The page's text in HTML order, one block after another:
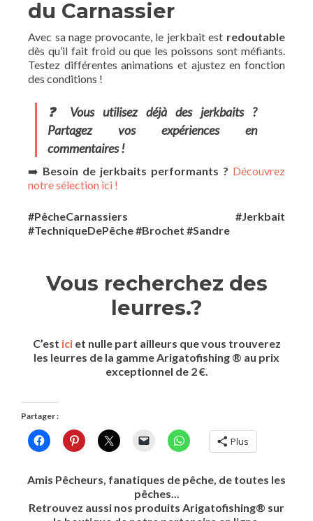
du Carnassier
Avec sa nage provocante, le jerkbait est redoutable
dès qu’il fait froid ou que les poissons sont méfiants.
Testez différentes animations et ajustez en fonction
des conditions !
❓ Vous utilisez déjà des jerkbaits ?
Partagez vos expériences en
commentaires !
➡️ Besoin de jerkbaits performants ? Découvrez
notre sélection ici !
#PêcheCarnassiers #Jerkbait
#TechniqueDePêche #Brochet #Sandre
Vous recherchez des
leurres.?
C’est ici et nulle part ailleurs que vous trouverez
les leurres de la gamme Arigatofishing ® au prix
exceptionnel de 2 €.
Partager :
Plus
Amis Pêcheurs, fanatiques de pêche, de toutes les
pêches...
Retrouvez aussi nos produits Arigatofishing® sur